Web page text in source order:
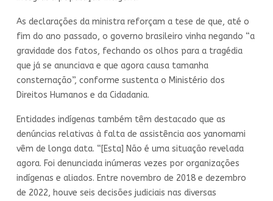
As declarações da ministra reforçam a tese de que, até o
fim do ano passado, o governo brasileiro vinha negando “a
gravidade dos fatos, fechando os olhos para a tragédia
que já se anunciava e que agora causa tamanha
consternação”, conforme sustenta o Ministério dos
Direitos Humanos e da Cidadania.
Entidades indígenas também têm destacado que as
denúncias relativas à falta de assistência aos yanomami
vêm de longa data. “[Esta] Não é uma situação revelada
agora. Foi denunciada inúmeras vezes por organizações
indígenas e aliados. Entre novembro de 2018 e dezembro
de 2022, houve seis decisões judiciais nas diversas